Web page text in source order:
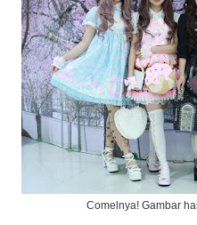
Comelnya! Gambar